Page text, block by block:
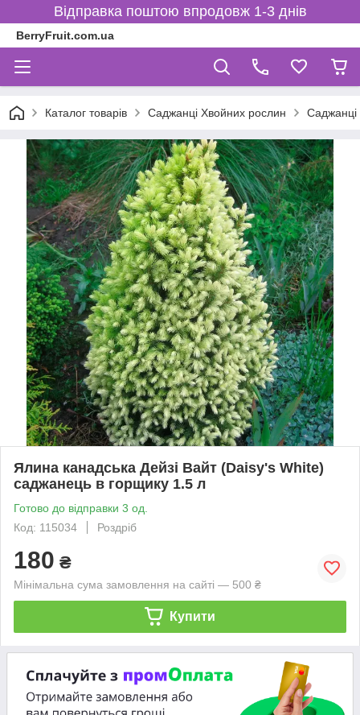
Відправка поштою впродовж 1-3 днів
BerryFruit.com.ua
Каталог товарів Саджанці Хвойних рослин
Ялина канадська Дейзі Вайт (Daisy's White)
саджанець в горщику 1.5 л
Готово до відправки 3 од.
Код: 115034
Роздріб
180 ₴
Мінімальна сума замовлення на сайті — 500 ₴
Купити